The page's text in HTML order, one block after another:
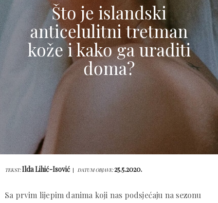
Što je islandski
anticelulitni tretman
kože i kako ga uraditi
doma?
TEKST:Ilda Lihić-Isović DATUM OBJAVE:25.5.2020.
Sa prvim lijepim danima koji nas podsjećaju na sezonu